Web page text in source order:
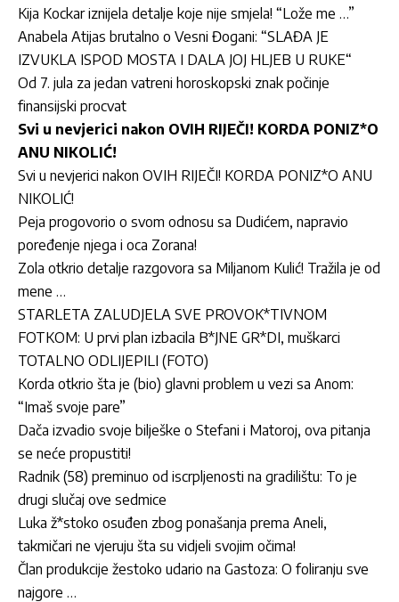
Kija Kockar iznijela detalje koje nije smjela! “Lože me …”
Anabela Atijas brutalno o Vesni Đogani: “SLAĐA JE
IZVUKLA ISPOD MOSTA I DALA JOJ HLJEB U RUKE“
Od 7. jula za jedan vatreni horoskopski znak počinje
finansijski procvat
Svi u nevjerici nakon OVIH RIJEČI! KORDA PONIZ*O
ANU NIKOLIĆ!
Svi u nevjerici nakon OVIH RIJEČI! KORDA PONIZ*O ANU
NIKOLIĆ!
Peja progovorio o svom odnosu sa Dudićem, napravio
poređenje njega i oca Zorana!
Zola otkrio detalje razgovora sa Miljanom Kulić! Tražila je od
mene …
STARLETA ZALUDJELA SVE PROVOK*TIVNOM
FOTKOM: U prvi plan izbacila B*JNE GR*DI, muškarci
TOTALNO ODLIJEPILI (FOTO)
Korda otkrio šta je (bio) glavni problem u vezi sa Anom:
“Imaš svoje pare”
Dača izvadio svoje bilješke o Stefani i Matoroj, ova pitanja
se neće propustiti!
Radnik (58) preminuo od iscrpljenosti na gradilištu: To je
drugi slučaj ove sedmice
Luka ž*stoko osuđen zbog ponašanja prema Aneli,
takmičari ne vjeruju šta su vidjeli svojim očima!
Član produkcije žestoko udario na Gastoza: O foliranju sve
najgore …